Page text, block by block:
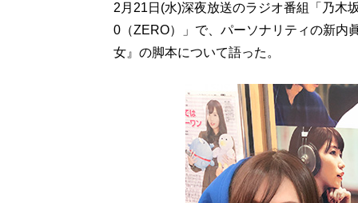
2月21日(水)深夜放送のラジオ番組「乃木
0（ZERO）」で、パーソナリティの新内
女』の脚本について語った。